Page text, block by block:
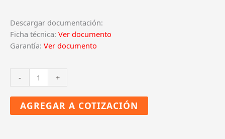
Descargar documentación:
Ficha técnica: Ver documento
Garantía: Ver documento
-
ESTRUCTURA
RailConn
+
AGREGAR A COTIZACIÓN